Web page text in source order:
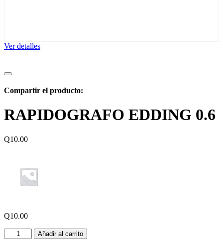
Ver detalles
Compartir el producto:
RAPIDOGRAFO EDDING 0.6
Q10.00
Q10.00
RAPIDOGRAFO
EDDING
Añadir al carrito